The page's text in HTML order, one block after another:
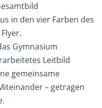
in den vier Farben des
Gymnasium
Leitbild
gemeinsame
– getragen